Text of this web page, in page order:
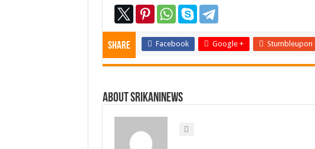
Share Facebook Google + Stumbleupon
About srikaninews